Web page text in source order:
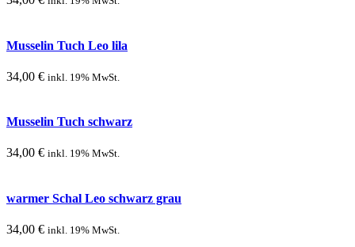
Musselin Tuch Leo lila
34,00 € inkl. 19% MwSt.
Musselin Tuch schwarz
34,00 € inkl. 19% MwSt.
warmer Schal Leo schwarz grau
34,00 € inkl. 19% MwSt.